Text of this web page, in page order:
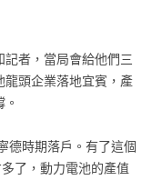
者，當局會給他們三
頭企業落地宜賓，產
德時期落戶。有了這個
了，動力電池的產值